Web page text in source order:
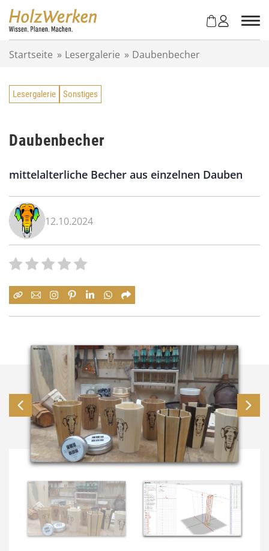
Startseite » Lesergalerie » Daubenbecher
Lesergalerie Sonstiges
Daubenbecher
mittelalterliche Becher aus einzelnen Dauben
12.10.2024